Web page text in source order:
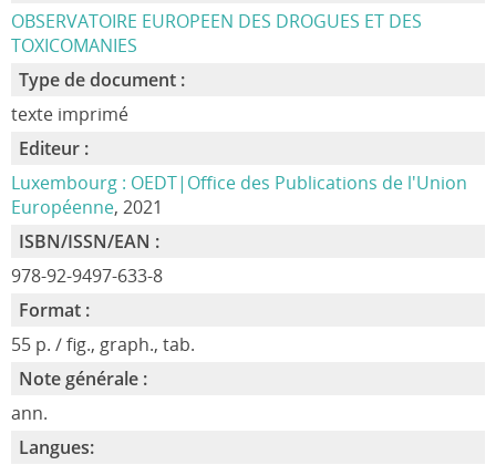
OBSERVATOIRE EUROPEEN DES DROGUES ET DES
TOXICOMANIES
Type de document :
texte imprimé
Editeur :
Luxembourg : OEDT|Office des Publications de l'Union
Européenne, 2021
ISBN/ISSN/EAN :
978-92-9497-633-8
Format :
55 p. / fig., graph., tab.
Note générale :
ann.
Langues: